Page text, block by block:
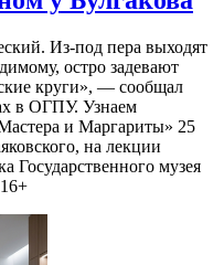
Из-под пера выходят
остро задевают
круги», — сообщал
в ОГПУ. Узнаем
и Маргариты» 25
на лекции
Государственного музея